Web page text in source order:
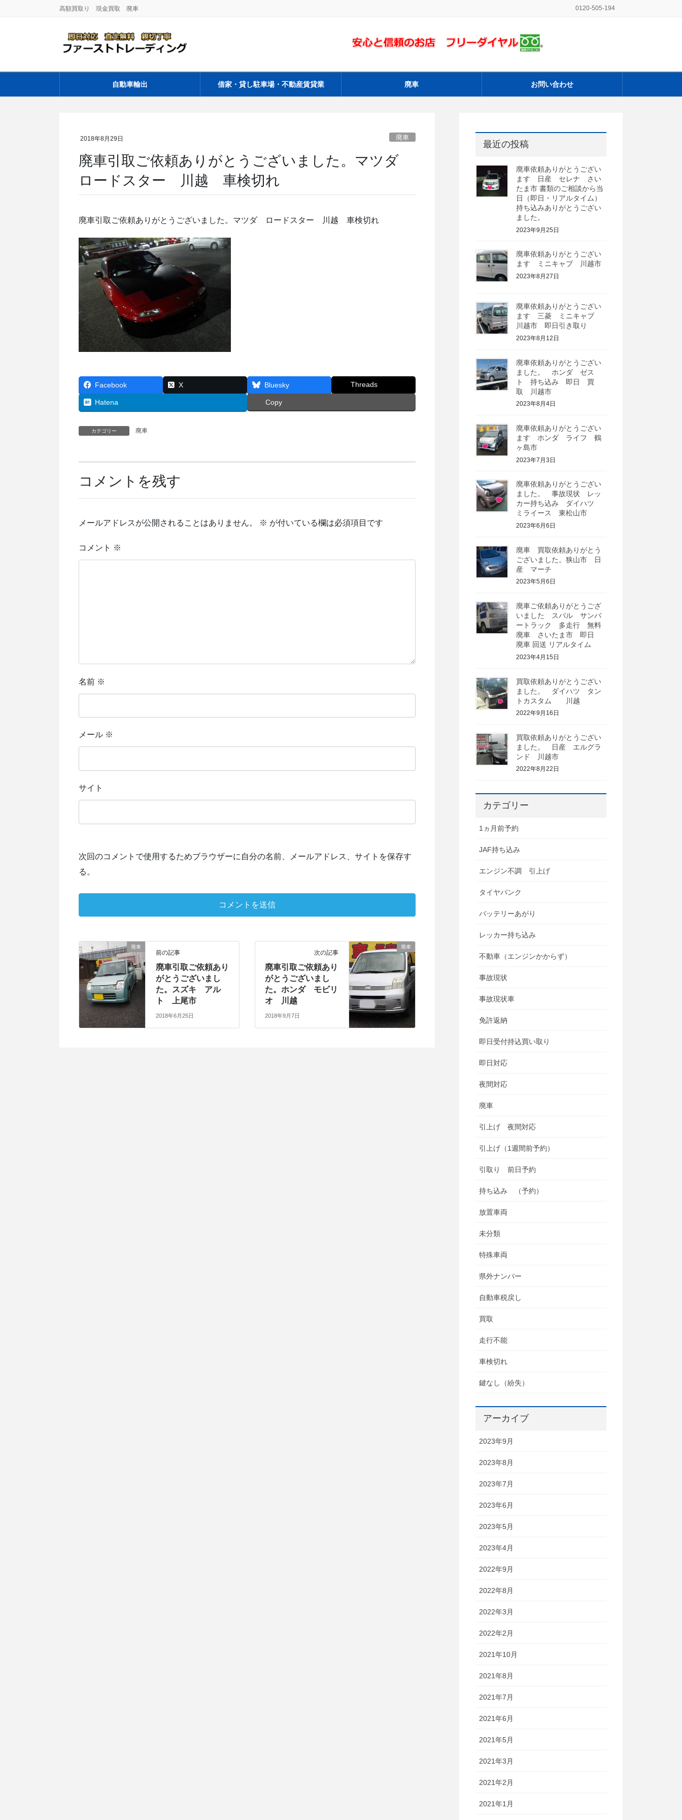
高額買取り 現金買取 廃車 0120-505-194
自動車輸出 借家・貸し駐車場・不動産賃貸業 廃車 お問い合わせ
2018年8月29日 廃車
廃車引取ご依頼ありがとうございました。マツダ
ロードスター 川越 車検切れ
廃車引取ご依頼ありがとうございました。マツダ ロードスター 川越 車検切れ
Facebook X Bluesky Threads
Hatena Copy
カテゴリー 廃車
コメントを残す
メールアドレスが公開されることはありません。 ※ が付いている欄は必須項目です
コメント ※
名前 ※
メール ※
サイト
次回のコメントで使用するためブラウザーに自分の名前、メールアドレス、サイトを保存す
る。
廃車
前の記事
廃車引取ご依頼あり
がとうございまし
た。スズキ アル
ト 上尾市
2018年6月25日
廃車
次の記事
廃車引取ご依頼あり
がとうございまし
た。ホンダ モビリ
オ 川越
2018年9月7日
最近の投稿
廃車依頼ありがとうござい
ます 日産 セレナ さい
たま市 書類のご相談から当
日（即日・リアルタイム）
持ち込みありがとうござい
ました。
2023年9月25日
廃車依頼ありがとうござい
ます ミニキャブ 川越市
2023年8月27日
廃車依頼ありがとうござい
ます 三菱 ミニキャブ
川越市 即日引き取り
2023年8月12日
廃車依頼ありがとうござい
ました。 ホンダ ゼス
ト 持ち込み 即日 買
取 川越市
2023年8月4日
廃車依頼ありがとうござい
ます ホンダ ライフ 鶴
ヶ島市
2023年7月3日
廃車依頼ありがとうござい
ました。 事故現状 レッ
カー持ち込み ダイハツ
ミライース 東松山市
2023年6月6日
廃車 買取依頼ありがとう
ございました。狭山市 日
産 マーチ
2023年5月6日
廃車ご依頼ありがとうござ
いました スバル サンバ
ートラック 多走行 無料
廃車 さいたま市 即日
廃車 回送 リアルタイム
2023年4月15日
買取依頼ありがとうござい
ました。 ダイハツ タン
トカスタム 川越
2022年9月16日
買取依頼ありがとうござい
ました。 日産 エルグラ
ンド 川越市
2022年8月22日
カテゴリー
1ヵ月前予約
JAF持ち込み
エンジン不調 引上げ
タイヤパンク
バッテリーあがり
レッカー持ち込み
不動車（エンジンかからず）
事故現状
事故現状車
免許返納
即日受付持込買い取り
即日対応
夜間対応
廃車
引上げ 夜間対応
引上げ（1週間前予約）
引取り 前日予約
持ち込み （予約）
放置車両
未分類
特殊車両
県外ナンバー
自動車税戻し
買取
走行不能
車検切れ
鍵なし（紛失）
アーカイブ
2023年9月
2023年8月
2023年7月
2023年6月
2023年5月
2023年4月
2022年9月
2022年8月
2022年3月
2022年2月
2021年10月
2021年8月
2021年7月
2021年6月
2021年5月
2021年3月
2021年2月
2021年1月